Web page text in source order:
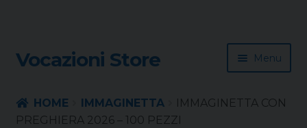
Skip
to
Skip
to
Vocazioni Store Menu
HOME IMMAGINETTA
IMMAGINETTA CON
PREGHIERA 2026 – 100 PEZZI